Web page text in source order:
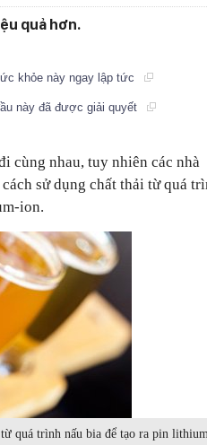
quả hơn.
khỏe này ngay lập tức
này đã được giải quyết
cùng nhau, tuy nhiên các nhà
sử dụng chất thải từ quá
ion.
quá trình nấu bia để tạo ra pin